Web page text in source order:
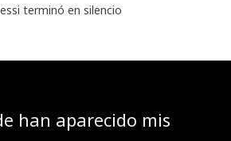
terminó en silencio
han aparecido mis